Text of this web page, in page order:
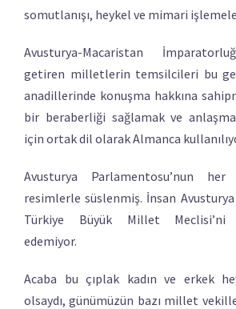
somutlanışı, heykel ve mimari
Avusturya-Macaristan
getiren milletlerin temsilcileri bu
anadillerinde konuşma hakkına
bir beraberliği sağlamak ve
için ortak dil olarak Almanca
Avusturya Parlamentosu’nun
resimlerle süslenmiş. İnsan
Türkiye Büyük Millet Meclisi’ni
edemiyor.
Acaba bu çıplak kadın ve erkek
olsaydı, günümüzün bazı millet